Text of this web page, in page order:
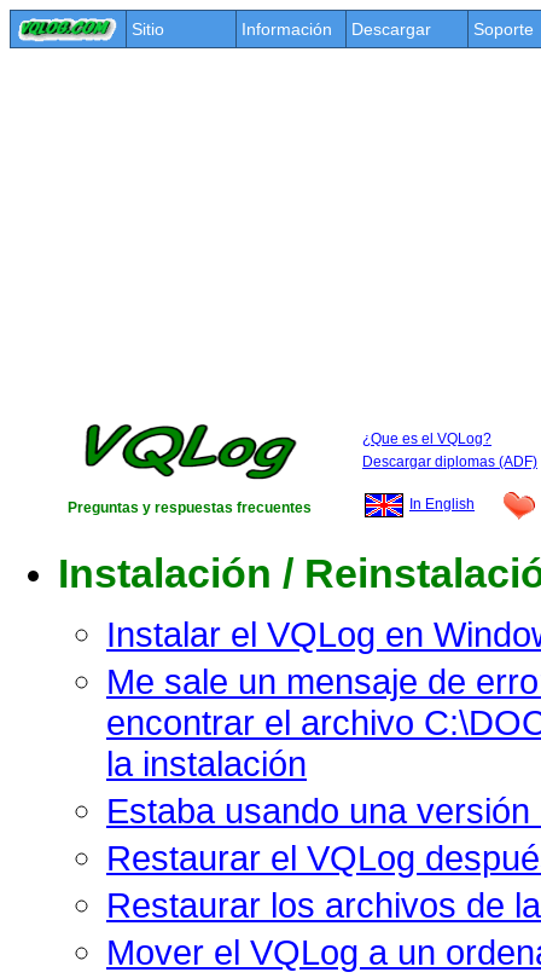
Sitio Información Descargar Soporte
¿Que es el VQLog?
Descargar diplomas (ADF)
Preguntas y respuestas frecuentes In English
Instalación /
Instalar el VQLog en
Me sale un mensaje de
encontrar el archivo
la instalación
Estaba usando una
Restaurar el VQLog
Restaurar los archivos de
Mover el VQLog a un